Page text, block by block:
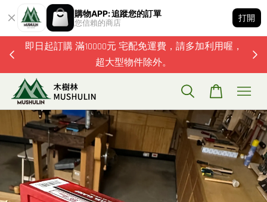
購物APP: 追蹤您的訂單
您信賴的商店
打開
即日起訂購 滿10000元 宅配免運費，請多加利用喔，
超大型物件除外。